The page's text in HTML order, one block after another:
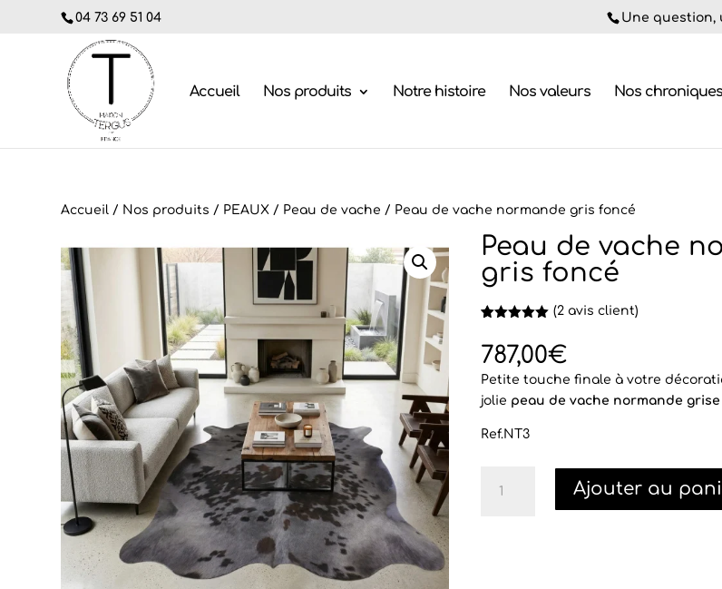
04 73 69 51 04 Une question,
Accueil Nos produits Notre histoire Nos valeurs Nos chroniques
Accueil / Nos produits / PEAUX / Peau de vache / Peau de vache normande gris foncé
Peau de vache
gris foncé
sur 5
basé sur
notations
client
(2avis client)
787,00€
Petite touche finale à votre
jolie peau de vache normande grise
Ref.NT3
Ajouter au